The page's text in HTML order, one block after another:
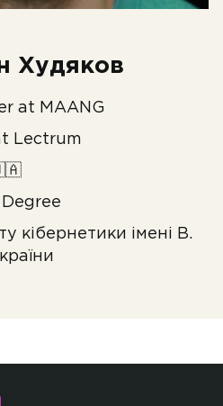
Худяков
at MAANG
Lectrum
кібернетики імені В.